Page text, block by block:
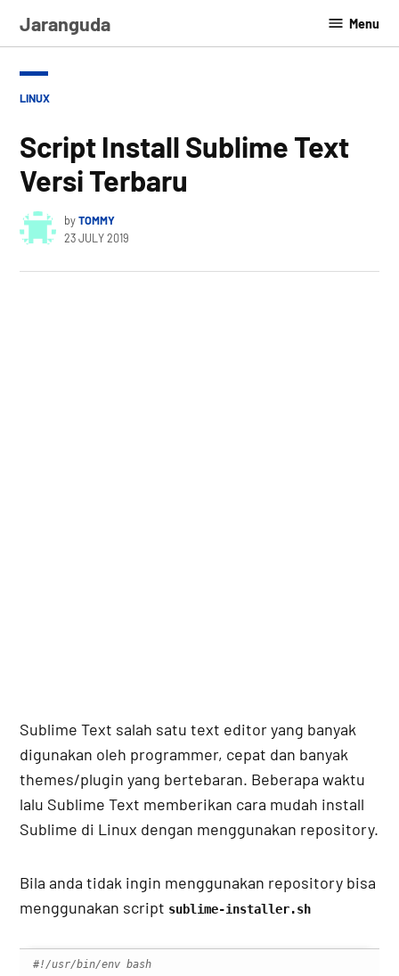
Jaranguda Menu
POSTED
LINUX
Script Install Sublime Text
Versi Terbaru
byTOMMY
23 JULY 2019
Sublime Text salah satu text editor yang banyak
digunakan oleh programmer, cepat dan banyak
themes/plugin yang bertebaran. Beberapa waktu
lalu Sublime Text memberikan cara mudah install
Sublime di Linux dengan menggunakan repository.
Bila anda tidak ingin menggunakan repository bisa
menggunakan script sublime-installer.sh
#!/usr/bin/env bash